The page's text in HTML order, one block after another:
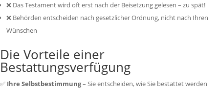
❌ Das Testament wird oft erst nach der Beisetzung gelesen – zu spät!
❌ Behörden entscheiden nach gesetzlicher Ordnung, nicht nach Ihren
Wünschen
Die Vorteile einer
Bestattungsverfügung
✅ Ihre Selbstbestimmung– Sie entscheiden, wie Sie bestattet werden